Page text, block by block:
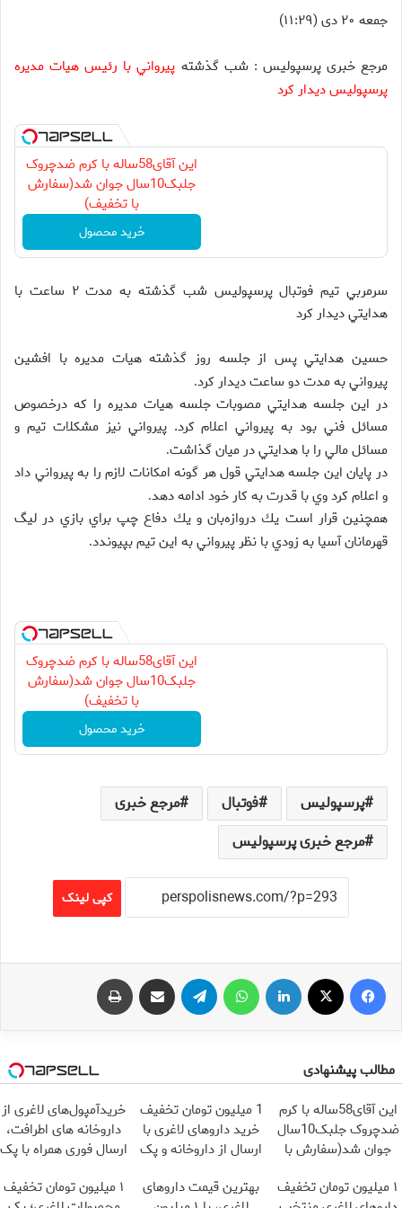
جمعه ۲۰ دی (۱۱:۲۹)
مرجع خبری پرسپولیس : شب گذشته پيرواني با رئيس هيات مديره
پرسپوليس ديدار كرد
این آقای58ساله با کرم ضدچروک
جلبک10سال جوان شد(سفارش
با تخفیف)
خرید محصول
سرمربي تيم فوتبال پرسپوليس شب گذشته به مدت ۲ ساعت با
هدايتي ديدار كرد
حسين هدايتي پس از جلسه روز گذشته هيات مديره با افشين
پيرواني به مدت دو ساعت ديدار كرد.
در اين جلسه هدايتي مصوبات جلسه هيات مديره را كه درخصوص
مسائل فني بود به پيرواني اعلام كرد. پيرواني نيز مشكلات تيم و
مسائل مالي را با هدايتي در ميان گذاشت.
در پايان اين جلسه هدايتي قول هر گونه امكانات لازم را به پيرواني داد
و اعلام كرد وي با قدرت به كار خود ادامه دهد.
همچنين قرار است يك دروازه‌بان و يك دفاع چپ براي بازي در ليگ
قهرمانان آسيا به زودي با نظر پيرواني به اين تيم بپيوندد.
این آقای58ساله با کرم ضدچروک
جلبک10سال جوان شد(سفارش
با تخفیف)
خرید محصول
پرسپولیس فوتبال
مرجع خبری
مرجع خبری پرسپولیس
کپی لینک
فیس بوک لینکدین تلگرام اشتراک گذاری از طریق ایمیل
مطالب پیشنهادی
این آقای58ساله با کرم
ضدچروک جلبک10سال
جوان شد(سفارش با
1 میلیون تومان تخفیف
خرید داروهای لاغری با
ارسال از داروخانه و پک
خریدآمپول‌های لاغری از
داروخانه های اطرافت،
ارسال فوری همراه با پک
۱ میلیون تومان تخفیف
بهترین قیمت داروهای
۱ میلیون تومان تخفیف